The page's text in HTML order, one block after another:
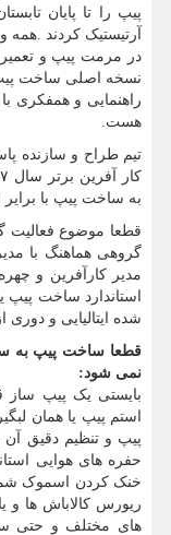
آرتیستیک کردند
در مرمت پیپ و
نسخه اصلی ساخت
راهنمایی و همفکری با
هست.
تیم طراح و سازنده
به ساخت پیپ با برایر
قطعا موضوع فعالیت
گروهی هماهنگ با
مدیر کارآفرین و
استاندارد ساخت پیپ
شده ایتالیایی و دوری
قطعا ساخت پیپ به
نمی شود:
بایستی یک پیپ
استم پیپ یا همان
پیپ و تنظیم دقیق
حفره های هوایی
خنک کردن اسموک
ریورس کالاباش ها و
های مختلف و حتی